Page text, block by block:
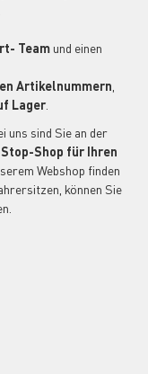
Team und einen
Artikelnummern
Lager
uns sind Sie an der
Stop-Shop für Ihren
Webshop finden
können Sie